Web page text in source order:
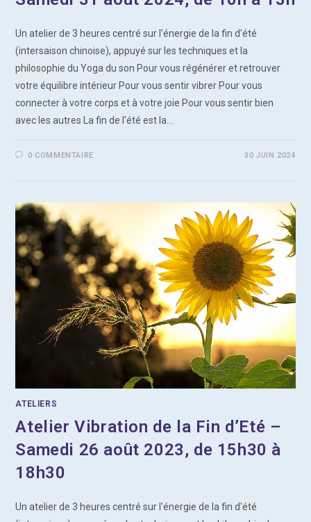
Un atelier de 3 heures centré sur l'énergie de la fin d'été
(intersaison chinoise), appuyé sur les techniques et la
philosophie du Yoga du son Pour vous régénérer et retrouver
votre équilibre intérieur Pour vous sentir vibrer Pour vous
connecter à votre corps et à votre joie Pour vous sentir bien
avec les autres La fin de l'été est la…
0 COMMENTAIRE 30 JUIN 2024
ATELIERS
Atelier Vibration de la Fin d’Eté –
Samedi 26 août 2023, de 15h30 à
18h30
Un atelier de 3 heures centré sur l'énergie de la fin d'été